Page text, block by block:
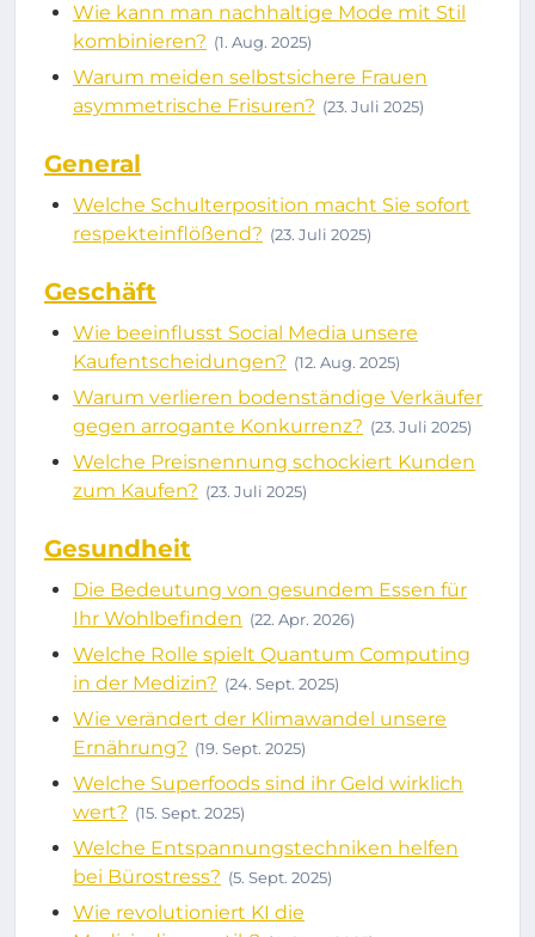
Wie kann man nachhaltige Mode mit Stil
kombinieren? (1. Aug. 2025)
Warum meiden selbstsichere Frauen
asymmetrische Frisuren? (23. Juli 2025)
General
Welche Schulterposition macht Sie sofort
respekteinflößend? (23. Juli 2025)
Geschäft
Wie beeinflusst Social Media unsere
Kaufentscheidungen? (12. Aug. 2025)
Warum verlieren bodenständige Verkäufer
gegen arrogante Konkurrenz? (23. Juli 2025)
Welche Preisnennung schockiert Kunden
zum Kaufen? (23. Juli 2025)
Gesundheit
Die Bedeutung von gesundem Essen für
Ihr Wohlbefinden (22. Apr. 2026)
Welche Rolle spielt Quantum Computing
in der Medizin? (24. Sept. 2025)
Wie verändert der Klimawandel unsere
Ernährung? (19. Sept. 2025)
Welche Superfoods sind ihr Geld wirklich
wert? (15. Sept. 2025)
Welche Entspannungstechniken helfen
bei Bürostress? (5. Sept. 2025)
Wie revolutioniert KI die